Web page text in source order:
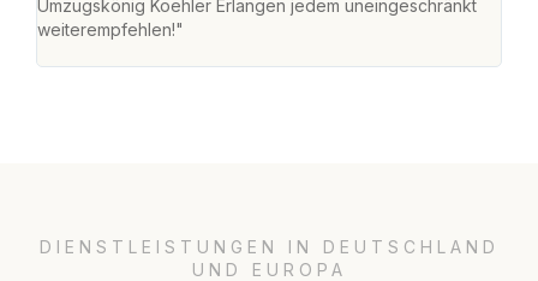
Umzugskönig Koehler Erlangen jedem uneingeschränkt
weiterempfehlen!"
DIENSTLEISTUNGEN IN DEUTSCHLAND
UND EUROPA